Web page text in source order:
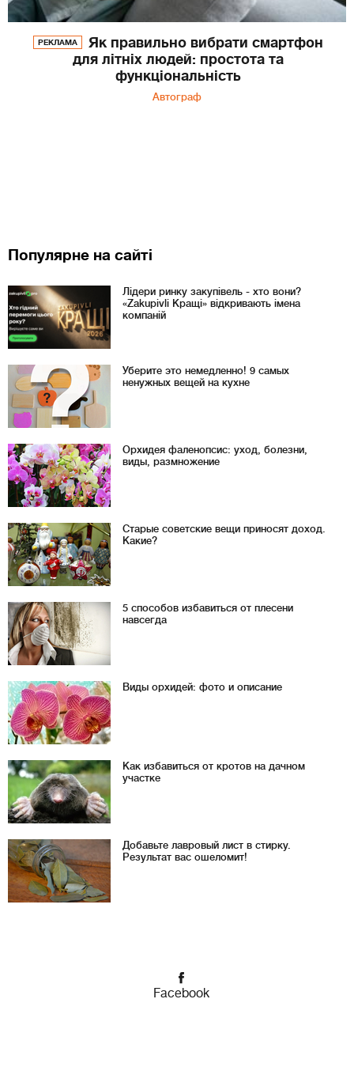
РЕКЛАМА
Як правильно вибрати смартфон
для літніх людей: простота та
функціональність
Автограф
Популярне на сайті
Лідери ринку закупівель - хто вони?
«Zakupivli Кращі» відкривають імена
компаній
Уберите это немедленно! 9 самых
ненужных вещей на кухне
Орхидея фаленопсис: уход, болезни,
виды, размножение
Старые советские вещи приносят доход.
Какие?
5 способов избавиться от плесени
навсегда
Виды орхидей: фото и описание
Как избавиться от кротов на дачном
участке
Добавьте лавровый лист в стирку.
Результат вас ошеломит!
Facebook